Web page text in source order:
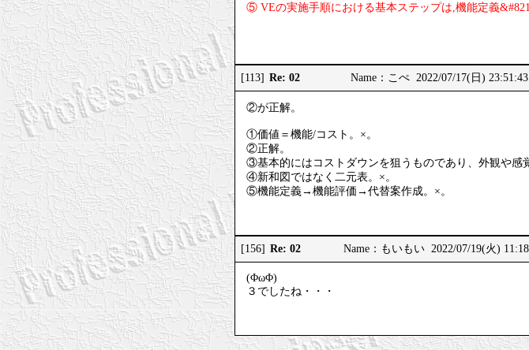
⑤ VEの実施手順における基本ステップは,機能定義
[113] Re: 02 Name：こぺ 2022/07/17(日) 23:51:43
②が正解。
①価値＝機能/コスト。×。
②正解。
③基本的にはコストダウンを狙うものであり、外観や感
④新和図ではなく二元表。×。
⑤機能定義→機能評価→代替案作成。×。
[156] Re: 02 Name：もいもい 2022/07/19(火)
(ΦωΦ)
３でしたね・・・